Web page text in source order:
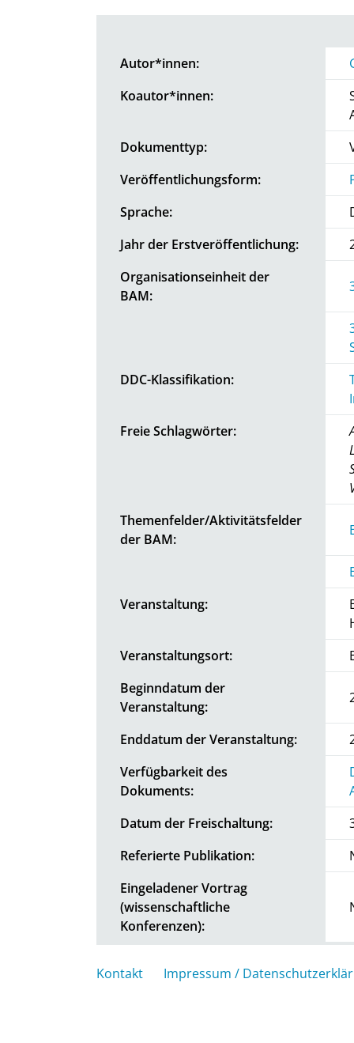
Autor*innen:
Koautor*innen:
Dokumenttyp:
Veröffentlichungsform:
Sprache:
Jahr der Erstveröffentlichung:
Organisationseinheit der
BAM:
DDC-Klassifikation:
Freie Schlagwörter:
Themenfelder/Aktivitätsfelder
der BAM:
Veranstaltung:
Veranstaltungsort:
Beginndatum der
Veranstaltung:
Enddatum der Veranstaltung:
Verfügbarkeit des
Dokuments:
Datum der Freischaltung:
Referierte Publikation:
Eingeladener Vortrag
(wissenschaftliche
Konferenzen):
Kontakt Impressum /